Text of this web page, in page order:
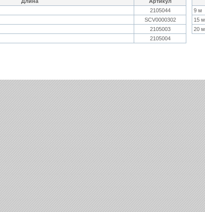
2105044
SCV0000302
2105003
2105004
9 м
15 м
20 м